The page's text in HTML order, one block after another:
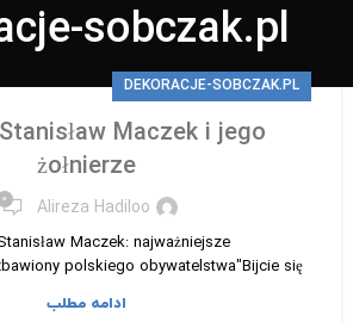
sobczak.pl
DEKORACJE-SOBCZAK.PL
Maczek i jego
żołnierze
Alireza Hadiloo ۰
Maczek: najważniejsze
polskiego obywatelstwa"Bijcie się ...
ادامه مطلب